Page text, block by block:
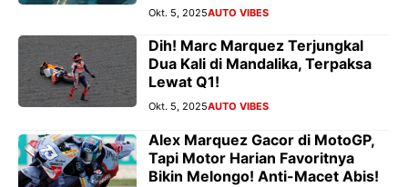
Okt. 5, 2025AUTO VIBES
Dih! Marc Marquez Terjungkal
Dua Kali di Mandalika, Terpaksa
Lewat Q1!
Okt. 5, 2025AUTO VIBES
Alex Marquez Gacor di MotoGP,
Tapi Motor Harian Favoritnya
Bikin Melongo! Anti-Macet Abis!